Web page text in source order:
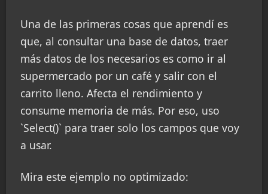
Una de las primeras cosas que aprendí es
que, al consultar una base de datos, traer
más datos de los necesarios es como ir al
supermercado por un café y salir con el
carrito lleno. Afecta el rendimiento y
consume memoria de más. Por eso, uso
`Select()` para traer solo los campos que voy
a usar.
Mira este ejemplo no optimizado: